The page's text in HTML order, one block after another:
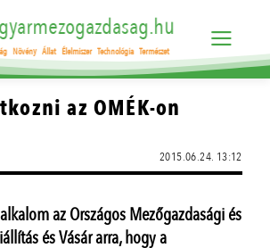
Növény Állat Élelmiszer Technológia Természet
az OMÉK-on
2015.06.24. 13:12
az Országos Mezőgazdasági és
és Vásár arra, hogy a